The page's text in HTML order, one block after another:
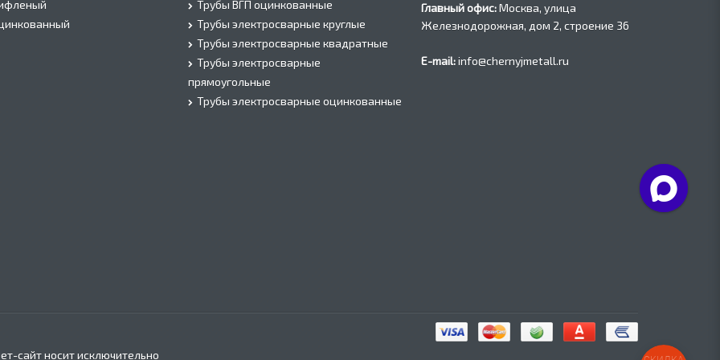
Трубы ВГП оцинкованные
Трубы электросварные круглые
Трубы электросварные квадратные
Трубы электросварные
прямоугольные
Трубы электросварные оцинкованные
Главный офис:Москва, улица
Железнодорожная, дом 2, строение 36
E-mail:info@chernyjmetall.ru
сайт носит исключительно